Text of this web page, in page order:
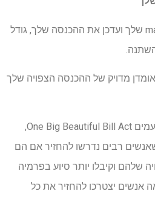
היכנס לחשבון ה-marketplace שלך ​​ועדכן את ההכנסה שלך, גודל
מדויק של ההכנסה הצפויה שלך
הוראה ב-HR 1, הנקראת לפעמים One Big Beautiful Bill Act,
רבים נדרשו להחזיר אם הם
שלהם וקיבלו יותר סיוע בפרמיה
אנשים יצטרכו להחזיר את כל